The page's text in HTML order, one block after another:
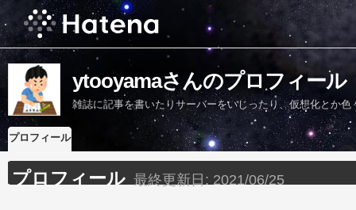
ytooyamaさんのプロフィール
雑誌に記事を書いたりサーバーをいじったり、仮想化とか色
プロフィール
プロフィール 最終更新日: 2021/06/25